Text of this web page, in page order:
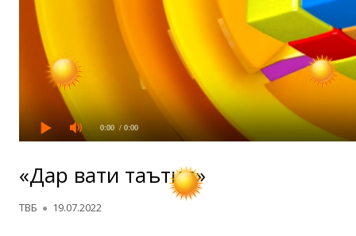
0:00 / 0:00
«Дар вақти таътил»
Автор
ТВБ Опубликовано
19.07.2022